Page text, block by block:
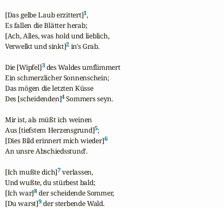
[Das gelbe Laub erzittert]1,
Es fallen die Blätter herab;
[Ach, Alles, was hold und lieblich,
Verwelkt und sinkt]2 in's Grab.
Die [Wipfel]3 des Waldes umflimmert
Ein schmerzlicher Sonnenschein;
Das mögen die letzten Küsse
Des [scheidenden]4 Sommers seyn.
Mir ist, als müßt ich weinen
Aus [tiefstem Herzensgrund]5;
[Dies Bild erinnert mich wieder]6
An unsre Abschiedsstund'.
[Ich mußte dich]7 verlassen,
Und wußte, du stürbest bald;
[Ich war]8 der scheidende Sommer,
[Du warst]9 der sterbende Wald.